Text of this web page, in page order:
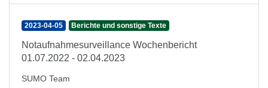
2023-04-05 Berichte und sonstige Texte
Notaufnahmesurveillance Wochenbericht
01.07.2022 - 02.04.2023
SUMO Team